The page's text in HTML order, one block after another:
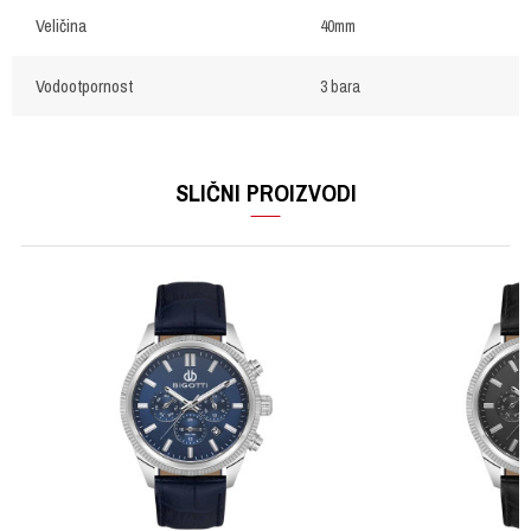
Veličina 40mm
Vodootpornost 3 bara
SLIČNI PROIZVODI